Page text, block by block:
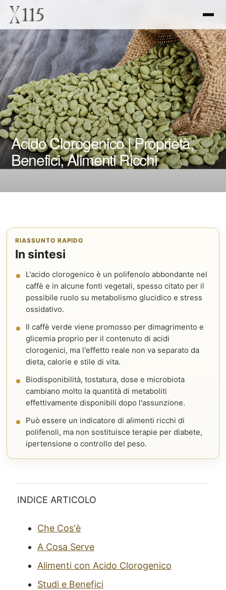
Acido Clorogenico | Proprietà,
Benefici, Alimenti Ricchi
RIASSUNTO RAPIDO
In sintesi
L'acido clorogenico è un polifenolo abbondante nel
caffè e in alcune fonti vegetali, spesso citato per il
possibile ruolo su metabolismo glucidico e stress
ossidativo.
Il caffè verde viene promosso per dimagrimento e
glicemia proprio per il contenuto di acidi
clorogenici, ma l'effetto reale non va separato da
dieta, calorie e stile di vita.
Biodisponibilità, tostatura, dose e microbiota
cambiano molto la quantità di metaboliti
effettivamente disponibili dopo l'assunzione.
Può essere un indicatore di alimenti ricchi di
polifenoli, ma non sostituisce terapie per diabete,
ipertensione o controllo del peso.
INDICE ARTICOLO
Che Cos'è
A Cosa Serve
Alimenti con Acido Clorogenico
Studi e Benefici